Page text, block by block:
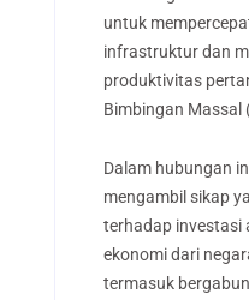
untuk
infrastruktur dan
produktivitas
Bimbingan Massal
Dalam hubungan
mengambil sikap
terhadap investasi
ekonomi dari
termasuk